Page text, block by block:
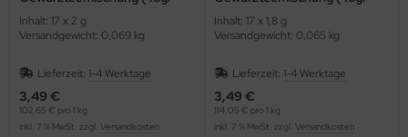
Inhalt: 17 x 2 g
Versandgewicht: 0,069 kg
Lieferzeit: 1-4 Werktage
3,49 €
102,65 € pro 1 kg
inkl. 7 % MwSt. zzgl. Versandkosten
Inhalt: 17 x 1,8 g
Versandgewicht: 0,065 kg
Lieferzeit: 1-4 Werktage
3,49 €
114,05 € pro 1 kg
inkl. 7 % MwSt. zzgl. Versandkosten